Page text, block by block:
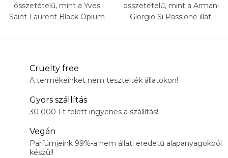
összetételű, mint a Yves
Saint Laurent Black Opium
összetételű, mint a Armani
Giorgio Si Passione illat.
Cruelty free
A termékeinket nem tesztelték állatokon!
Gyors szállítás
30 000 Ft felett ingyenes a szállítás!
Vegán
Parfümjeink 99%-a nem állati eredetű alapanyagokból
készül!